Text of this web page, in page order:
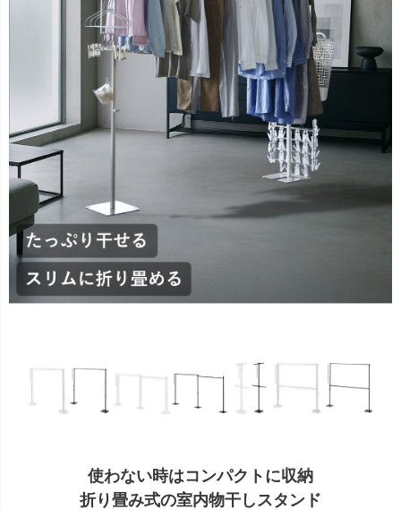
使わない時はコンパクトに収納
折り畳み式の室内物干しスタンド